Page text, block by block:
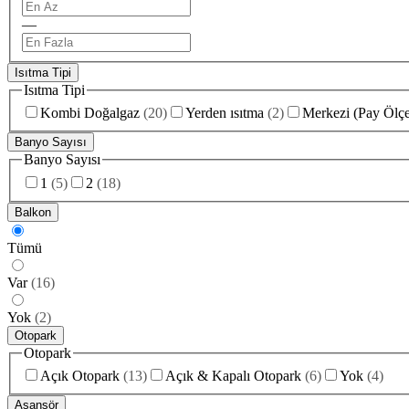
—
Isıtma Tipi
Isıtma Tipi
Kombi Doğalgaz (20) Yerden ısıtma (2) Merkezi (Pay
Banyo Sayısı
Banyo Sayısı
1 (5) 2 (18)
Balkon
Tümü
Var (16)
Yok (2)
Otopark
Otopark
Açık Otopark (13) Açık & Kapalı Otopark (6) Yok (4)
Asansör